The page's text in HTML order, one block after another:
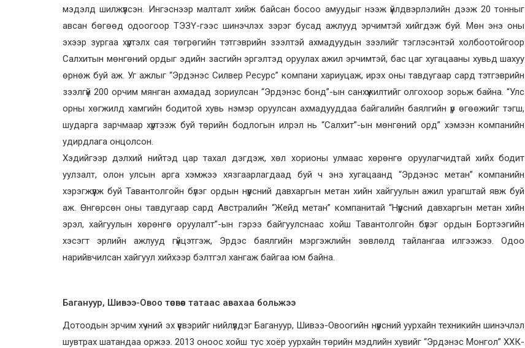
мэдэлд шилжүүлсэн. Ингэснээр малталт хийж байсан босоо амуудыг нээж үйлдвэрлэлийн дээж 20 тонныг
авсан бөгөөд одоогоор ТЭЗҮ-гээс шинэчлэх зэрэг бусад ажлууд эрчимтэй хийгдэж буй. Мөн энэ оны
эхээр зургаа хүртэлх сая төгрөгийн тэтгэврийн зээлтэй ахмадуудын зээлийг тэглэсэнтэй холбоотойгоор
Салхитын мөнгөний ордыг эдийн засгийн эргэлтэд оруулах ажил эрчимтэй, бас цаг хугацааны хувьд шахуу
өрнөж буй аж. Уг ажлыг “Эрдэнэс Силвер Ресурс” компани хариуцаж, ирэх оны тавдугаар сард тэтгэврийн
зээлгүй 200 орчим мянган ахмадад зориулсан “Эрдэнэс бонд”-ын санхүүжилтийг олгохоор зорьж байна. “Улс
орны хөгжилд хамгийн бодитой хувь нэмэр оруулсан ахмадууддаа байгалийн баялгийн үр өгөөжийг тэгш,
шударга зарчмаар хүртээж буй төрийн бодлогын илрэл нь “Салхит”-ын мөнгөний орд” хэмээн компанийн
удирдлага онцолсон.
Хэдийгээр дэлхий нийтэд цар тахал дэгдэж, хөл хорионы улмаас хөрөнгө оруулагчидтай хийх бодит
уулзалт, олон улсын арга хэмжээ хязгаарлагдаад буй ч энэ хугацаанд “Эрдэнэс метан” компанийн
хэрэгжүүлж буй Тавантолгойн бүлэг ордын нүүрсний давхаргын метан хийн хайгуулын ажил урагштай явж буй
аж. Өнгөрсөн оны тавдугаар сард Австралийн “Жейд метан” компанитай “Нүүрсний давхаргын метан хийн
эрэл, хайгуулын хөрөнгө оруулалт”-ын гэрээ байгуулснаас хойш Тавантолгойн бүлэг ордын Бортээгийн
хэсэгт эрлийн ажлууд гүйцэтгэж, Эрдэс баялгийн мэргэжлийн зөвлөлд тайлангаа илгээжээ. Одоо
нарийвчилсан хайгуул хийхээр бэлтгэл хангаж байгаа юм байна.
Багануур, Шивээ-Овоо төсвөөс татаас авахаа больжээ
Дотоодын эрчим хүчний эх үүсвэрийг нийлүүлдэг Багануур, Шивээ-Овоогийн нүүрсний уурхайн техникийн шинэчлэл
шувтрах шатандаа оржээ. 2013 оноос хойш тус хоёр уурхайн төрийн мэдлийн хувийг “Эрдэнэс Монгол” ХХК-